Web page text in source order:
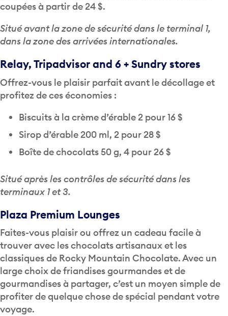
coupées à partir de 24 $.
Situé avant la zone de sécurité dans le terminal 1,
dans la zone des arrivées internationales.
Relay, Tripadvisor and 6 + Sundry stores
Offrez-vous le plaisir parfait avant le décollage et
profitez de ces économies :
Biscuits à la crème d’érable 2 pour 16 $
Sirop d’érable 200 ml, 2 pour 28 $
Boîte de chocolats 50 g, 4 pour 26 $
Situé après les contrôles de sécurité dans les
terminaux 1 et 3.
Plaza Premium Lounges
Faites-vous plaisir ou offrez un cadeau facile à
trouver avec les chocolats artisanaux et les
classiques de Rocky Mountain Chocolate. Avec un
large choix de friandises gourmandes et de
gourmandises à partager, c’est un moyen simple de
profiter de quelque chose de spécial pendant votre
voyage.